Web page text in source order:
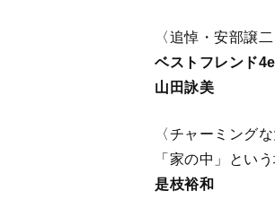
〈追悼・安部譲
ベストフレンド
山田詠美
〈チャーミング
「家の中」とい
是枝裕和